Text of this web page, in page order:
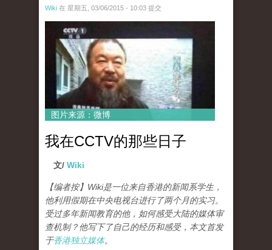
Wiki 在 星期五, 03/06/2015 - 10:03 提交
ai_wei_wei_.jpg
图片来源：微博
我在CCTV的那些日子
文/ Wiki
【编者按】Wiki是一位来自香港的新闻系学生，
他利用假期在中央电视台进行了两个月的实习。
受过多年新闻教育的他，如何感受大陆的媒体审
查机制？他写下了自己的经历和感受，本文首发
于香港独立媒体。